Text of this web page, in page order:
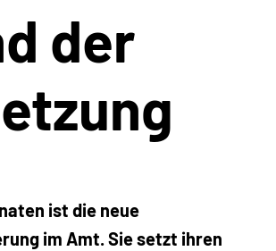
der
ist die neue
im Amt. Sie setzt ihren